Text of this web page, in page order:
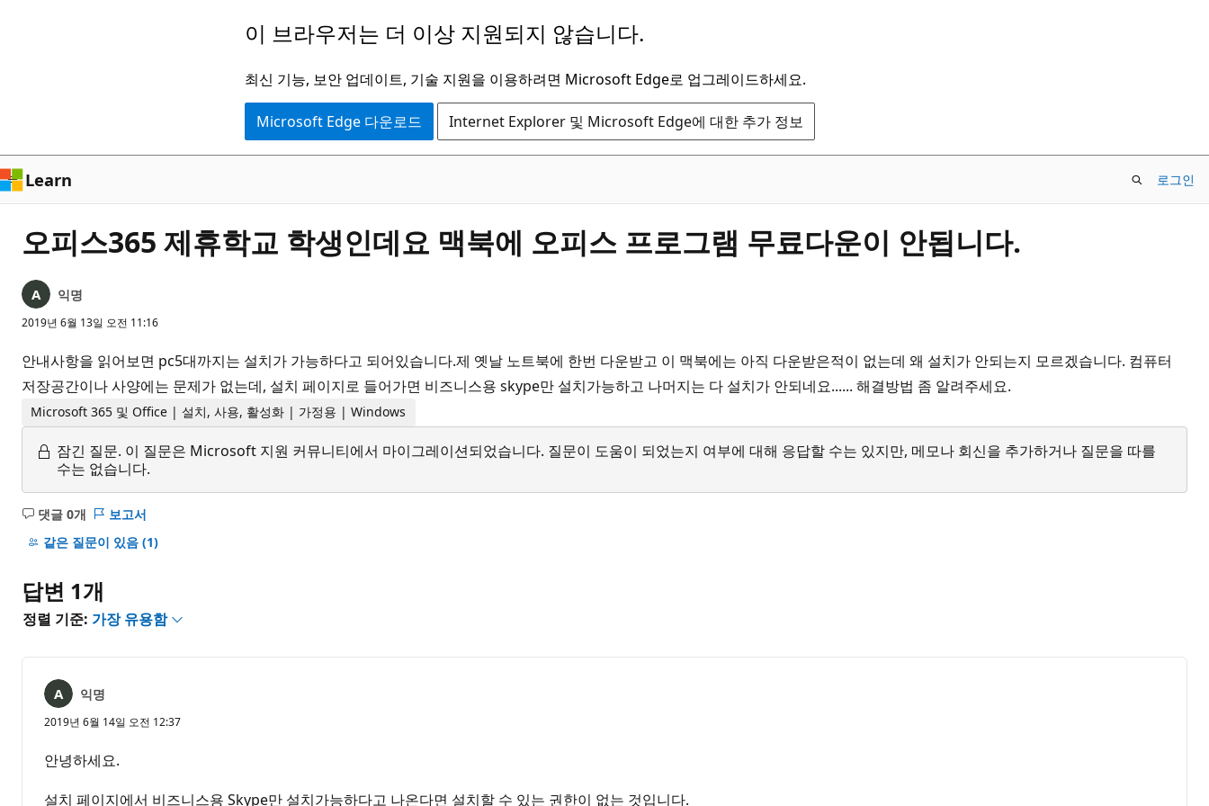
로
건
너
기
이 브라우저는 더 이상 지원되지 않습니다.
최신 기능, 보안 업데이트, 기술 지원을 이용하려면 Microsoft Edge로 업그레이드하세요.
Microsoft Edge 다운로드 Internet Explorer 및 Microsoft Edge에 대한 추가 정보
Learn 로그인
오피스365 제휴학교 학생인데요 맥북에 오피스 프로그램 무료다운이 안됩니다.
익명
2019년 6월 13일 오전 11:16
안내사항을 읽어보면 pc5대까지는 설치가 가능하다고 되어있습니다.제 옛날 노트북에 한번 다운받고 이 맥북에는 아직 다운받은적이 없는데 왜 설치가 안되는지 모르겠습니다. 컴퓨터
저장공간이나 사양에는 문제가 없는데, 설치 페이지로 들어가면 비즈니스용 skype만 설치가능하고 나머지는 다 설치가 안되네요...... 해결방법 좀 알려주세요.
Microsoft 365 및 Office | 설치, 사용, 활성화 | 가정용 | Windows
잠긴 질문. 이 질문은 Microsoft 지원 커뮤니티에서 마이그레이션되었습니다. 질문이 도움이 되었는지 여부에 대해 응답할 수는 있지만, 메모나 회신을 추가하거나 질문을 따를
수는 없습니다.
댓글 0개
설
명
음
보고서
같은 질문이 있음 (1)
답변 1개
정렬 기준: 가장 유용함
익명
2019년 6월 14일 오전 12:37
안녕하세요.
설치 페이지에서 비즈니스용 Skype만 설치가능하다고 나온다면 설치할 수 있는 권한이 없는 것입니다.